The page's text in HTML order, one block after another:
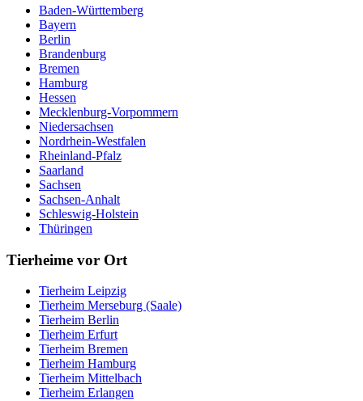
Baden-Württemberg
Bayern
Berlin
Brandenburg
Bremen
Hamburg
Hessen
Mecklenburg-Vorpommern
Niedersachsen
Nordrhein-Westfalen
Rheinland-Pfalz
Saarland
Sachsen
Sachsen-Anhalt
Schleswig-Holstein
Thüringen
Tierheime vor Ort
Tierheim Leipzig
Tierheim Merseburg (Saale)
Tierheim Berlin
Tierheim Erfurt
Tierheim Bremen
Tierheim Hamburg
Tierheim Mittelbach
Tierheim Erlangen